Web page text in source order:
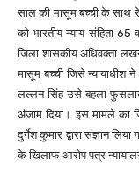
साल की मासूम बच्ची के साथ
को भारतीय न्याय संहिता
जिला शासकीय अधिवक्ता
मासूम बच्ची जिसे न्यायाधीश
लल्लन सिंह उसे बहला
अंजाम दिया। इस मामले का
दुर्गेश कुमार द्वारा संज्ञान
के खिलाफ आरोप पत्र